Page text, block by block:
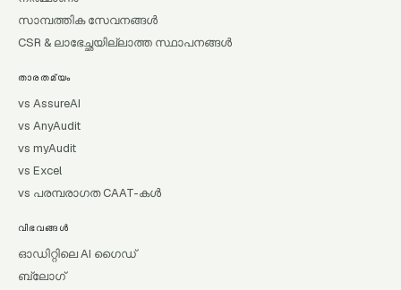
സാമ്പത്തിക സേവനങ്ങൾ
CSR & ലാഭേച്ഛയില്ലാത്ത സ്ഥാപനങ്ങൾ
താരതമ്യം
vs AssureAI
vs AnyAudit
vs myAudit
vs Excel
vs പരമ്പരാഗത CAAT-കൾ
വിഭവങ്ങൾ
ഓഡിറ്റിലെ AI ഗൈഡ്
ബ്ലോഗ്